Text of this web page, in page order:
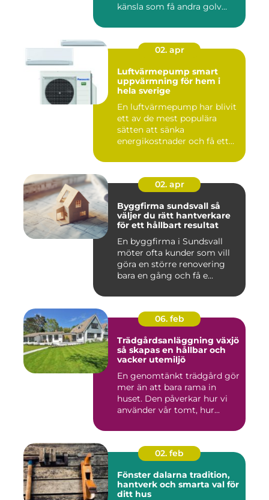
känsla som få andra golv
02. apr
Luftvärmepump smart
uppvärmning för hem i
hela sverige
En luftvärmepump har blivit
ett av de mest populära
sätten att sänka
energikostnader och få ett
02. apr
Byggfirma sundsvall så
väljer du rätt hantverkare
för ett hållbart resultat
En byggfirma i Sundsvall
möter ofta kunder som vill
göra en större renovering
bara en gång och få e...
06. feb
Trädgårdsanläggning växjö
så skapas en hållbar och
vacker utemiljö
En genomtänkt trädgård gör
mer än att bara rama in
huset. Den påverkar hur vi
använder vår tomt, hur...
02. feb
Fönster dalarna tradition,
hantverk och smarta val för
ditt hus